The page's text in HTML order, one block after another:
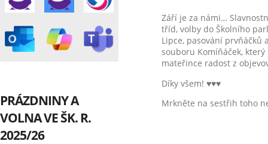
PRÁZDNINY A
VOLNA VE ŠK. R.
2025/26
Září je za námi…
tříd, volby do Školního
Lipce, pasování prvňáčků
souboru Komíňáček,
mateřince radost z
Díky všem! ♥♥♥
Mrkněte na sestřih toho